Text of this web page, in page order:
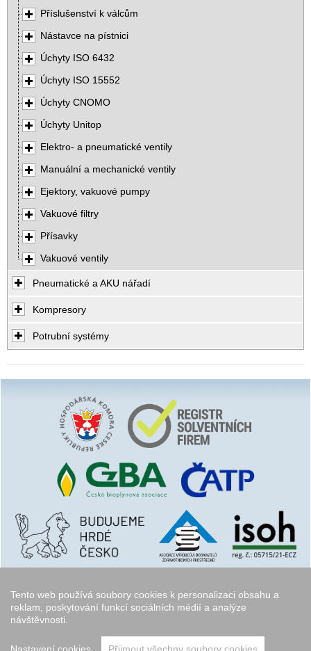
Tento web používá soubory cookies k personalizaci obsahu a
reklam, poskytování funkcí sociálních médií a analýze
návštěvnosti.
Příslušenství k válcům
Nástavce na pístnici
Úchyty ISO 6432
Úchyty ISO 15552
Úchyty CNOMO
Úchyty Unitop
Elektro- a pneumatické ventily
Manuální a mechanické ventily
Ejektory, vakuové pumpy
Vakuové filtry
Přísavky
Vakuové ventily
Pneumatické a AKU nářadí
Kompresory
Potrubní systémy